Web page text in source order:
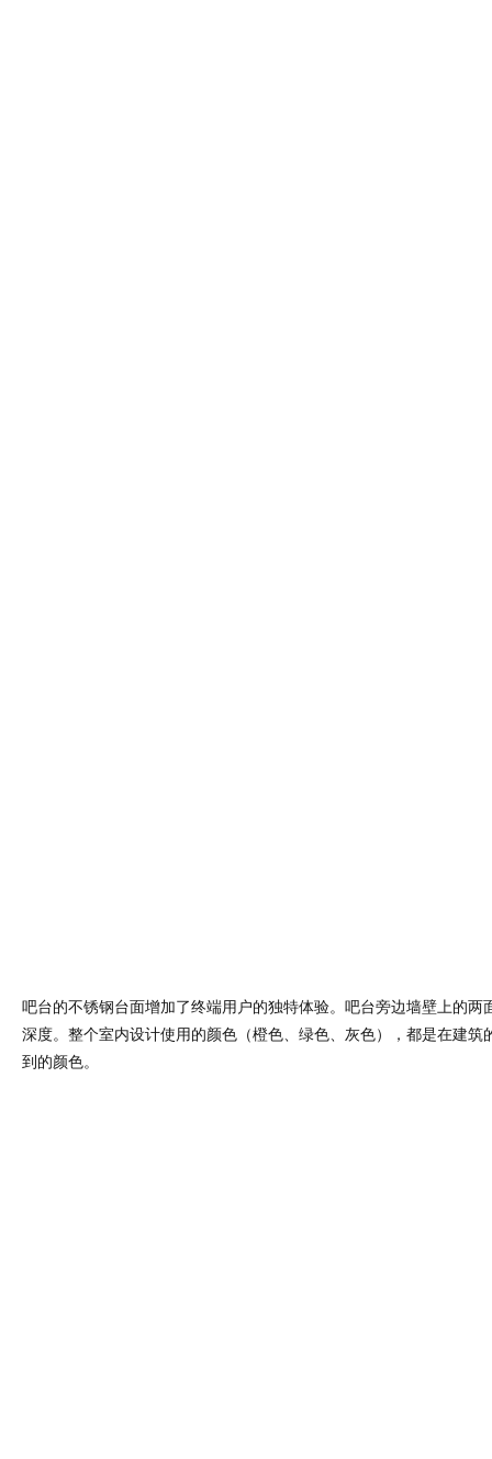
吧台的不锈钢台面增加了终端用户的独特体验。吧台旁边墙壁上的两
深度。整个室内设计使用的颜色（橙色、绿色、灰色），都是在建筑
到的颜色。